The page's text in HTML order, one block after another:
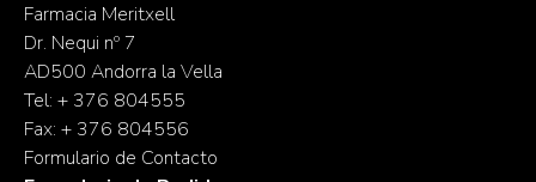
Farmacia Meritxell
Dr. Nequi nº 7
AD500 Andorra la Vella
Tel: + 376 804555
Fax: + 376 804556
Formulario de Contacto